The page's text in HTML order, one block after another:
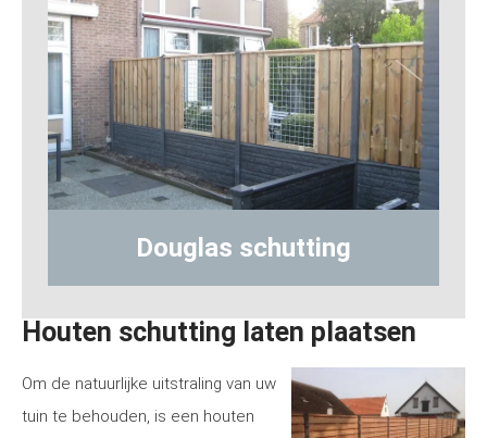
Hout-betonschutting
Houten schutting laten plaatsen
Om de natuurlijke uitstraling van uw
tuin te behouden, is een houten